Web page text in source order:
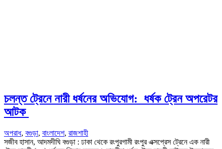
চলন্ত ট্রেনে নারী ধর্ষনের অভিযোগ: ধর্ষক ট্রেন অপরেটর
আটক
অপরাধ, বগুড়া, বাংলাদেশ, রাজশাহী
সজীব হাসান, আদমদীঘি বগুড়া : ঢাকা থেকে রংপুরগামী রংপুর এক্সপ্রেস ট্রেনে এক নারী